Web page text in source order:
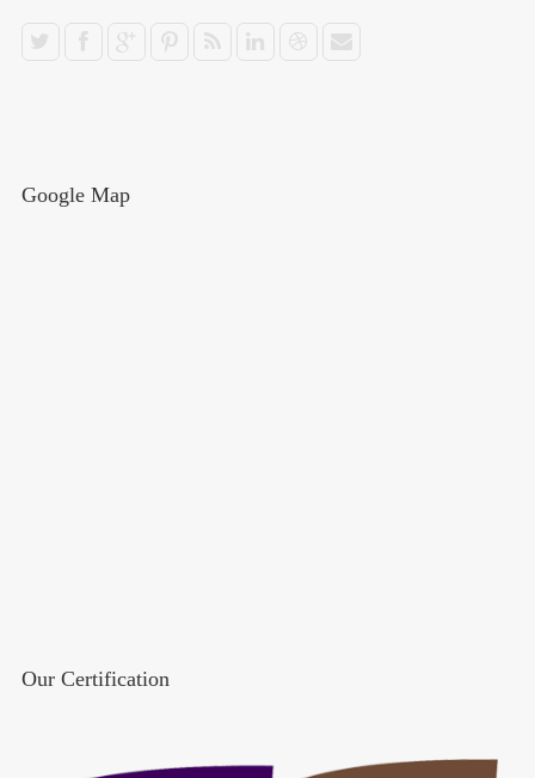
Google Map
Our Certification